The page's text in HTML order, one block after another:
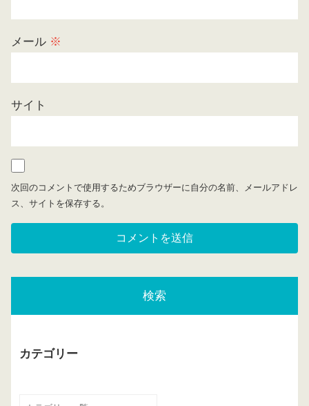
メール ※
サイト
次回のコメントで使用するためブラウザーに自分の名前、メールアドレ
ス、サイトを保存する。
検索
カテゴリー